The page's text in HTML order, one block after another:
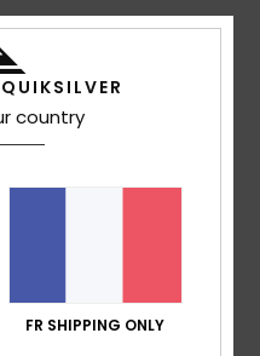
/5
ce produit
Rapport qualité / prix
5.0
country
FR SHIPPING ONLY